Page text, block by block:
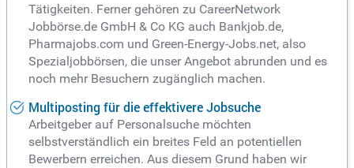
Tätigkeiten. Ferner gehören zu CareerNetwork
Jobbörse.de GmbH & Co KG auch Bankjob.de,
Pharmajobs.com und Green-Energy-Jobs.net, also
Spezialjobbörsen, die unser Angebot abrunden und es
noch mehr Besuchern zugänglich machen.
Multiposting für die effektivere Jobsuche
Arbeitgeber auf Personalsuche möchten
selbstverständlich ein breites Feld an potentiellen
Bewerbern erreichen. Aus diesem Grund haben wir